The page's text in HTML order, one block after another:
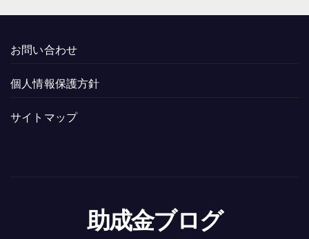
お問い合わせ
個人情報保護方針
サイトマップ
助成金ブログ